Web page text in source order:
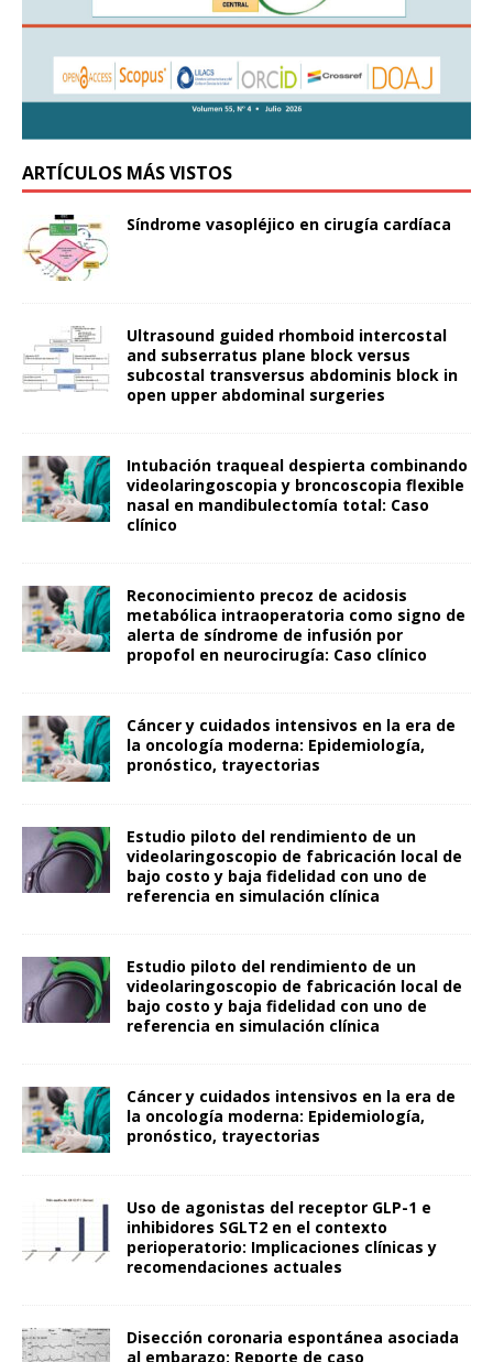
ARTÍCULOS MÁS VISTOS
Síndrome vasopléjico en cirugía cardíaca
Ultrasound guided rhomboid intercostal
and subserratus plane block versus
subcostal transversus abdominis block in
open upper abdominal surgeries
Intubación traqueal despierta combinando
videolaringoscopia y broncoscopia flexible
nasal en mandibulectomía total: Caso
clínico
Reconocimiento precoz de acidosis
metabólica intraoperatoria como signo de
alerta de síndrome de infusión por
propofol en neurocirugía: Caso clínico
Cáncer y cuidados intensivos en la era de
la oncología moderna: Epidemiología,
pronóstico, trayectorias
Estudio piloto del rendimiento de un
videolaringoscopio de fabricación local de
bajo costo y baja fidelidad con uno de
referencia en simulación clínica
Estudio piloto del rendimiento de un
videolaringoscopio de fabricación local de
bajo costo y baja fidelidad con uno de
referencia en simulación clínica
Cáncer y cuidados intensivos en la era de
la oncología moderna: Epidemiología,
pronóstico, trayectorias
Uso de agonistas del receptor GLP-1 e
inhibidores SGLT2 en el contexto
perioperatorio: Implicaciones clínicas y
recomendaciones actuales
Disección coronaria espontánea asociada
al embarazo: Reporte de caso